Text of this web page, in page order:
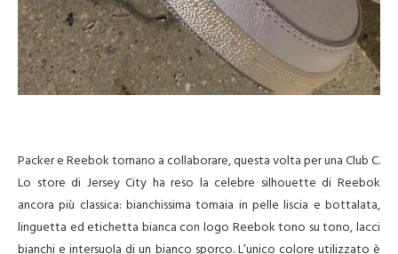
Packer e Reebok tornano a collaborare, questa volta per una Club C.
Lo store di Jersey City ha reso la celebre silhouette di Reebok
ancora più classica: bianchissima tomaia in pelle liscia e bottalata,
linguetta ed etichetta bianca con logo Reebok tono su tono, lacci